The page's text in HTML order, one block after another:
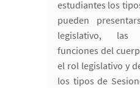
estudiantes los
pueden
legislativo, las
funciones del
el rol legislativo y
los tipos de